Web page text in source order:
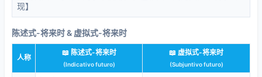
现】
陈述式-将来时 & 虚拟式-将来时
人称
📖 陈述式-将来时
(Indicativo futuro)
📖 虚拟式-将来时
(Subjuntivo futuro)